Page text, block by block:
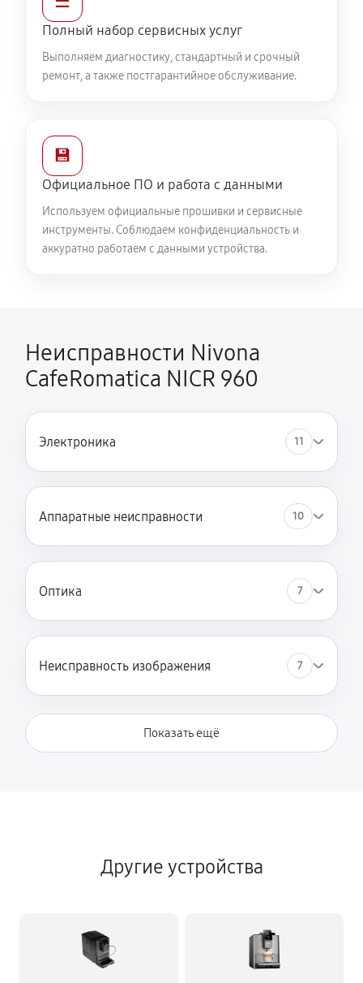
Полный набор сервисных услуг
Выполняем диагностику, стандартный и срочный
ремонт, а также постгарантийное обслуживание.
💾
Официальное ПО и работа с данными
Используем официальные прошивки и сервисные
инструменты. Соблюдаем конфиденциальность и
аккуратно работаем с данными устройства.
Неисправности Nivona
CafeRomatica NICR 960
Электроника 11
Аппаратные неисправности 10
Оптика 7
Неисправность изображения 7
Показать ещё
Другие устройства